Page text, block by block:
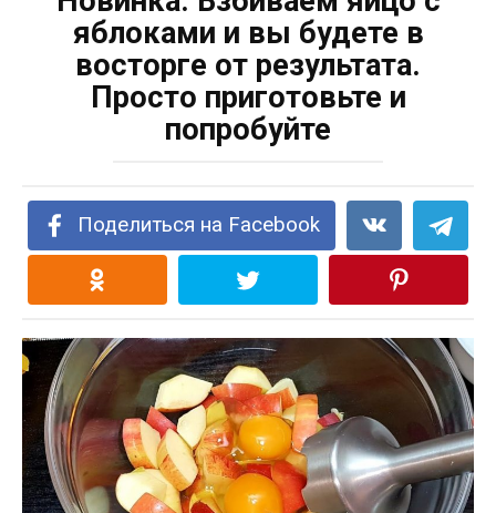
яблоками и вы будете в
восторге от результата.
Просто приготовьте и
попробуйте
Поделиться на Facebook